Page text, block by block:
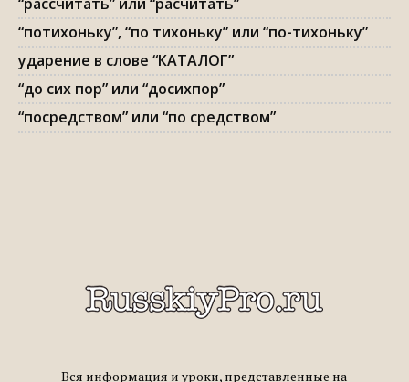
“потихоньку”, “по тихоньку” или “по-тихоньку”
ударение в слове “КАТАЛОГ”
“до сих пор” или “досихпор”
“посредством” или “по средством”
Вся информация и уроки, представленные на